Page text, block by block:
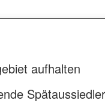
aufhalten